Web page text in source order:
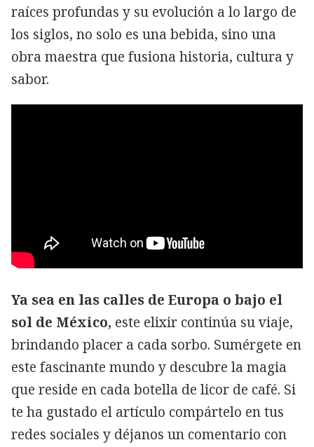
raíces profundas y su evolución a lo largo de
los siglos, no solo es una bebida, sino una
obra maestra que fusiona historia, cultura y
sabor.
Ya sea en las calles de Europa o bajo el
sol de México, este elixir continúa su viaje,
brindando placer a cada sorbo. Sumérgete en
este fascinante mundo y descubre la magia
que reside en cada botella de licor de café. Si
te ha gustado el artículo compártelo en tus
redes sociales y déjanos un comentario con